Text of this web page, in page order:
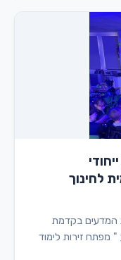
לחינוך
המדעים בקדמת
מפתח זירות לימוד